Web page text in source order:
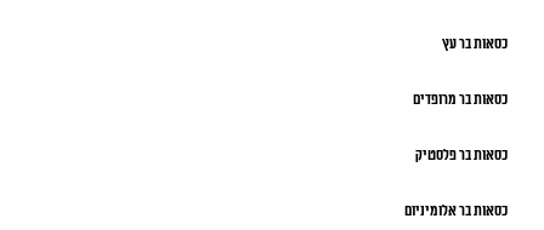
כסאות בר עץ
כסאות בר מרופדים
כסאות בר פלסטיק
כסאות בר אלומיניום